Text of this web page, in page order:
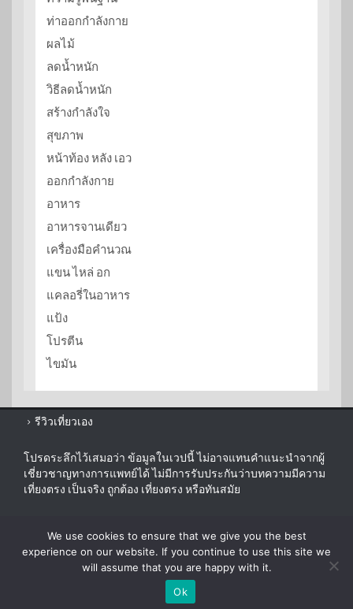
ท่าออกกำลังกาย
ผลไม้
ลดน้ำหนัก
วิธีลดน้ำหนัก
สร้างกำลังใจ
สุขภาพ
หน้าท้อง หลัง เอว
ออกกำลังกาย
อาหาร
อาหารจานเดียว
เครื่องมือคำนวณ
แขน ไหล่ อก
แคลอรี่ในอาหาร
แป้ง
โปรตีน
ไขมัน
รีวิวเที่ยวเอง
โปรดระลึกไว้เสมอว่า ข้อมูลในเวปนี้ ไม่อาจแทนคำแนะนำจากผู้
เชี่ยวชาญทางการแพทย์ได้ ไม่มีการรับประกันว่าบทความมีความ
เที่ยงตรง เป็นจริง ถูกต้อง เที่ยงตรง หรือทันสมัย
disclaimer
© 2026 ezygoDIET.com. All Rights Reserved.
We use cookies to ensure that we give you the best
experience on our website. If you continue to use this site we
will assume that you are happy with it.
Ok